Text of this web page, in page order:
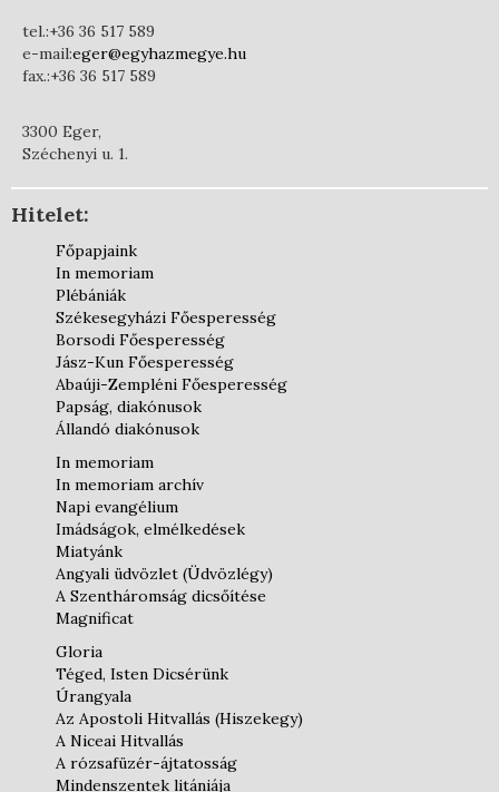
tel.:+36 36 517 589
e-mail:eger@egyhazmegye.hu
fax.:+36 36 517 589
3300 Eger,
Széchenyi u. 1.
Hitelet:
Főpapjaink
In memoriam
Plébániák
Székesegyházi Főesperesség
Borsodi Főesperesség
Jász-Kun Főesperesség
Abaúji-Zempléni Főesperesség
Papság, diakónusok
Állandó diakónusok
In memoriam
In memoriam archív
Napi evangélium
Imádságok, elmélkedések
Miatyánk
Angyali üdvözlet (Üdvözlégy)
A Szentháromság dicsőítése
Magnificat
Gloria
Téged, Isten Dicsérünk
Úrangyala
Az Apostoli Hitvallás (Hiszekegy)
A Niceai Hitvallás
A rózsafüzér-ájtatosság
Mindenszentek litániája